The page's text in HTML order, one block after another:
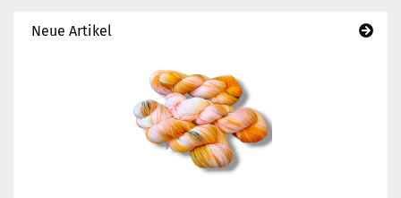
Neue Artikel